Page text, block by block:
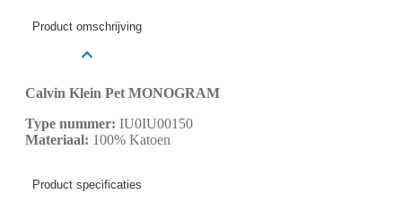
Product omschrijving
Calvin Klein Pet MONOGRAM
Type nummer: IU0IU00150
Materiaal: 100% Katoen
Product specificaties